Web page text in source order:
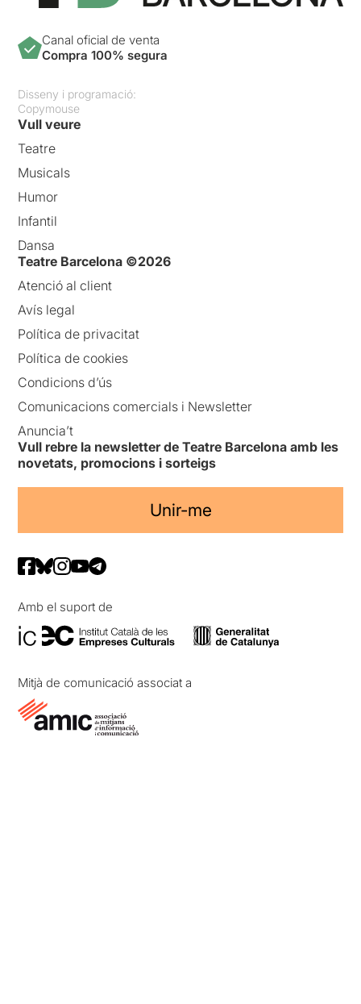
Canal oficial de venta
Compra 100% segura
Disseny i programació:
Copymouse
Vull veure
Teatre
Musicals
Humor
Infantil
Dansa
Teatre Barcelona ©2026
Atenció al client
Avís legal
Política de privacitat
Política de cookies
Condicions d’ús
Comunicacions comercials i Newsletter
Anuncia’t
Vull rebre la newsletter de Teatre Barcelona amb les
novetats, promocions i sorteigs
Unir-me
Amb el suport de
Mitjà de comunicació associat a